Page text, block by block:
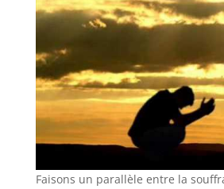
Faisons un parallèle entre la